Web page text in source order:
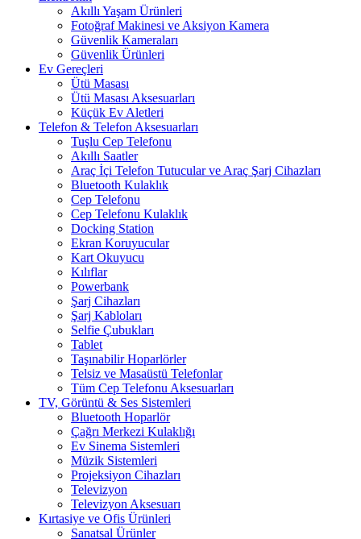
Akıllı Yaşam Ürünleri
Fotoğraf Makinesi ve Aksiyon Kamera
Güvenlik Kameraları
Güvenlik Ürünleri
Ev Gereçleri
Ütü Masası
Ütü Masası Aksesuarları
Küçük Ev Aletleri
Telefon & Telefon Aksesuarları
Tuşlu Cep Telefonu
Akıllı Saatler
Araç İçi Telefon Tutucular ve Araç Şarj Cihazları
Bluetooth Kulaklık
Cep Telefonu
Cep Telefonu Kulaklık
Docking Station
Ekran Koruyucular
Kart Okuyucu
Kılıflar
Powerbank
Şarj Cihazları
Şarj Kabloları
Selfie Çubukları
Tablet
Taşınabilir Hoparlörler
Telsiz ve Masaüstü Telefonlar
Tüm Cep Telefonu Aksesuarları
TV, Görüntü & Ses Sistemleri
Bluetooth Hoparlör
Çağrı Merkezi Kulaklığı
Ev Sinema Sistemleri
Müzik Sistemleri
Projeksiyon Cihazları
Televizyon
Televizyon Aksesuarı
Kırtasiye ve Ofis Ürünleri
Sanatsal Ürünler